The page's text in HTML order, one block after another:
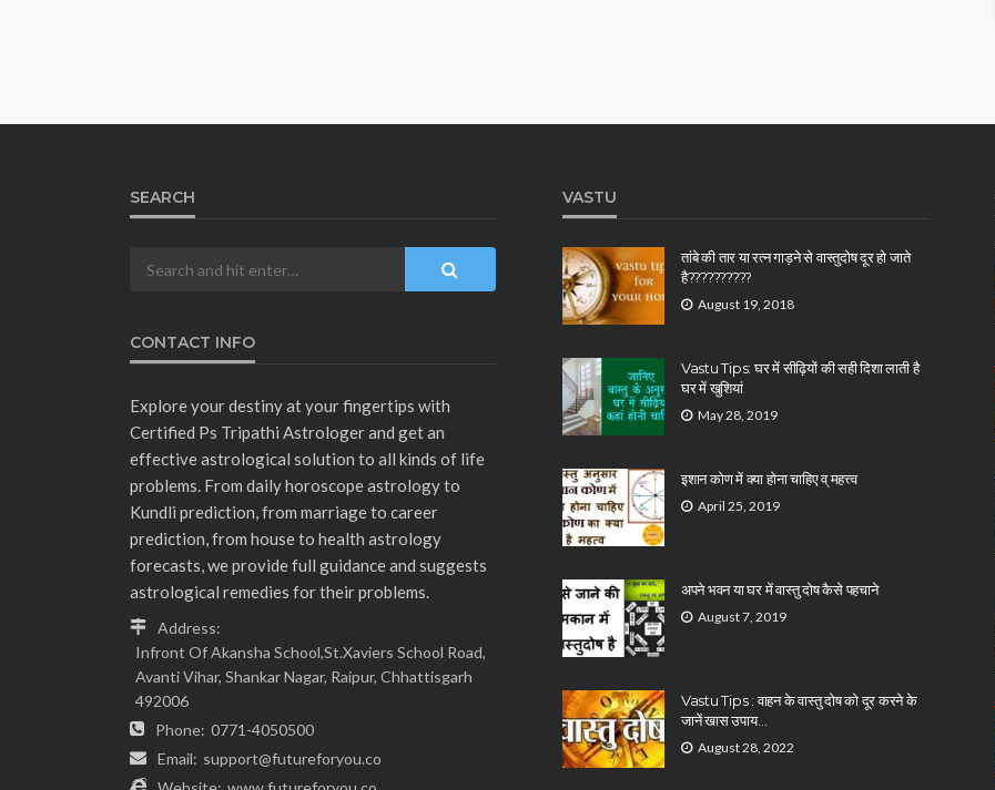
SEARCH
CONTACT INFO
Explore your destiny at your fingertips with
Certified Ps Tripathi Astrologer and get an
effective astrological solution to all kinds of life
problems. From daily horoscope astrology to
Kundli prediction, from marriage to career
prediction, from house to health astrology
forecasts, we provide full guidance and suggests
astrological remedies for their problems.
Address:
Infront Of Akansha School,St.Xaviers School Road,
Avanti Vihar, Shankar Nagar, Raipur, Chhattisgarh
492006
Phone: 0771-4050500
Email: support@futureforyou.co
VASTU
तांबे की तार या रत्न गाड़ने से वास्तुदोष दूर हो जाते
है??????????
August 19, 2018
Vastu Tips: घर में सीढ़ियों की सही दिशा लाती है
घर में खुशियां
May 28, 2019
इशान कोण में क्या होना चाहिए व् महत्त्व
April 25, 2019
अपने भवन या घर में वास्तु दोष कैसे पहचाने
August 7, 2019
Vastu Tips : वाहन के वास्तु दोष को दूर करने के
जानें खास उपाय…
August 28, 2022